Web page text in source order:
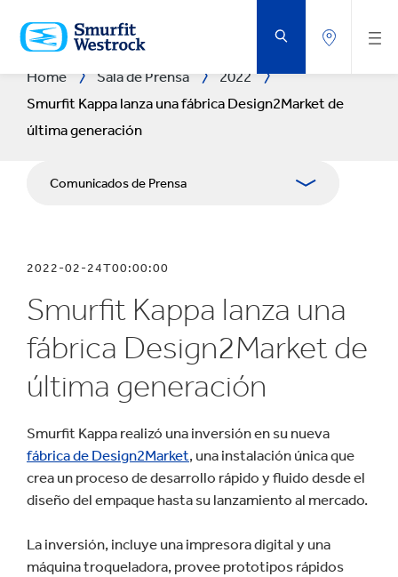
AL
CONTENIDO
PRINCIPAL
Home Sala de Prensa
2022
Smurfit Kappa lanza una fábrica Design2Market de
última generación
Comunicados de Prensa
Relaciones con Prensa
Blog
2022-02-24T00:00:00
Smurfit Kappa lanza una
fábrica Design2Market de
última generación
Smurfit Kappa realizó una inversión en su nueva
fábrica de Design2Market, una instalación única que
crea un proceso de desarrollo rápido y fluido desde el
diseño del empaque hasta su lanzamiento al mercado.
La inversión, incluye una impresora digital y una
máquina troqueladora, provee prototipos rápidos